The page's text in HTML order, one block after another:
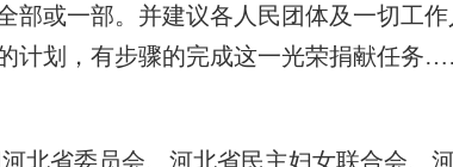
部或一部。并建议各人民团体及一切工作
计划，有步骤的完成这一光荣捐献任务
北省委员会、河北省民主妇女联合会、